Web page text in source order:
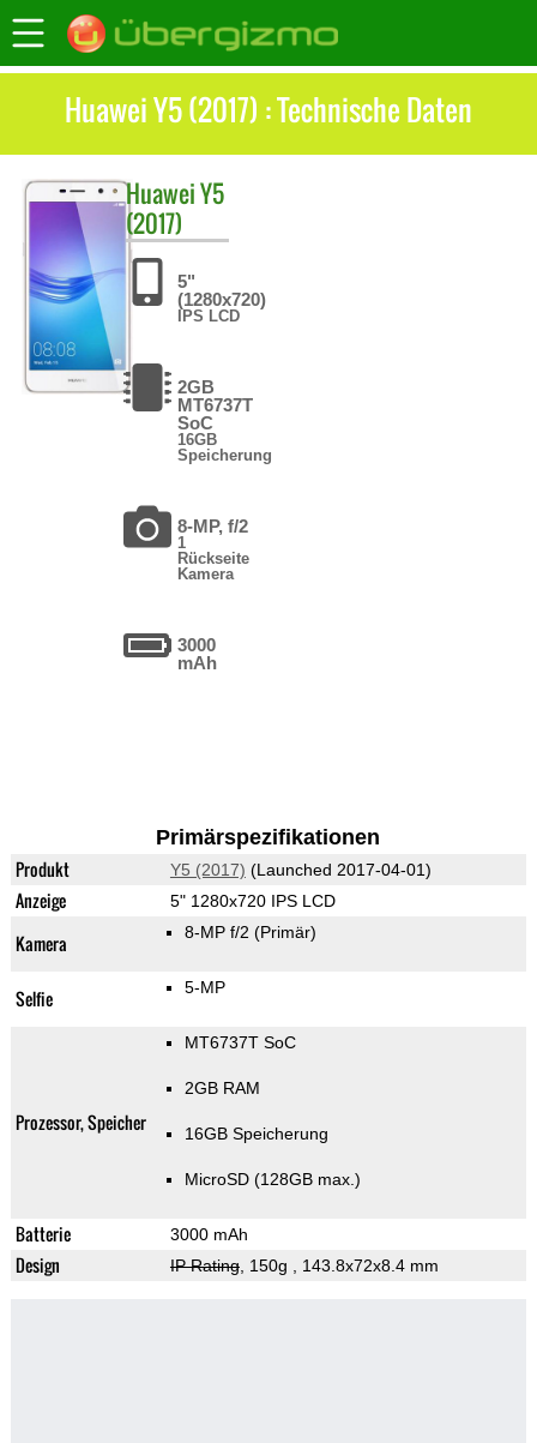
Huawei Y5 (2017) : Technische Daten
HuaweiY5
(2017)
5"
(1280x720)
IPS LCD
2GB
MT6737T
SoC
16GB
Speicherung
8-MP, f/2
1
Rückseite
Kamera
3000
mAh
Primärspezifikationen
Produkt Y5 (2017) (Launched 2017-04-01)
Anzeige 5" 1280x720 IPS LCD
Kamera 8-MP f/2 (Primär)
Selfie 5-MP
Prozessor, Speicher
MT6737T SoC
2GB RAM
16GB Speicherung
MicroSD (128GB max.)
Batterie 3000 mAh
Design IP Rating, 150g , 143.8x72x8.4 mm